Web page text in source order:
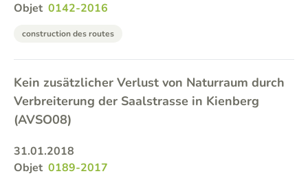
Objet 0142-2016
construction des routes
Kein zusätzlicher Verlust von Naturraum durch
Verbreiterung der Saalstrasse in Kienberg
(AVSO08)
31.01.2018
Objet 0189-2017